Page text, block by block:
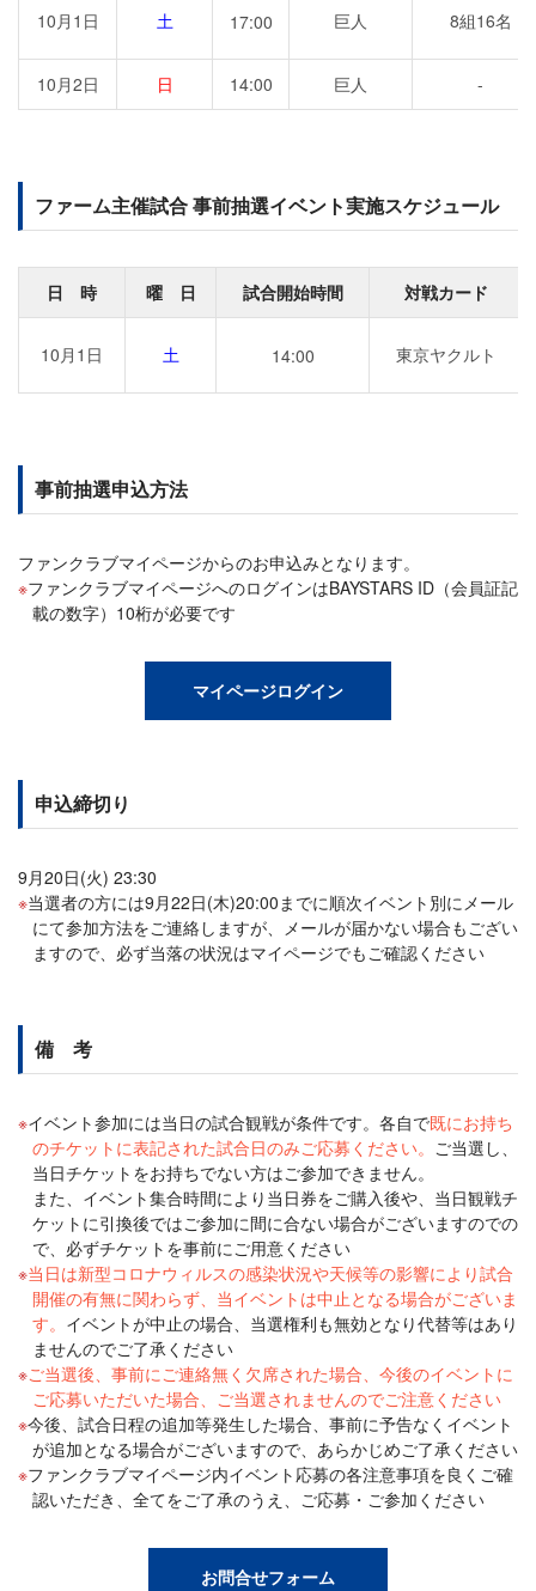
10月1日 土 17:00 巨人 8組16名
10月2日 日 14:00 巨人 -
ファーム主催試合 事前抽選イベント実施スケジュール
日 時 曜 日 試合開始時間 対戦カード
10月1日 土 14:00 東京ヤクルト
事前抽選申込方法
ファンクラブマイページからのお申込みとなります。
ファンクラブマイページへのログインはBAYSTARS ID（会員証記
載の数字）10桁が必要です
マイページログイン
申込締切り
9月20日(火) 23:30
当選者の方には9月22日(木)20:00までに順次イベント別にメール
にて参加方法をご連絡しますが、メールが届かない場合もござい
ますので、必ず当落の状況はマイページでもご確認ください
備 考
イベント参加には当日の試合観戦が条件です。各自で既にお持ち
のチケットに表記された試合日のみご応募ください。 ご当選し、
当日チケットをお持ちでない方はご参加できません。
また、イベント集合時間により当日券をご購入後や、当日観戦チ
ケットに引換後ではご参加に間に合ない場合がございますのでの
で、必ずチケットを事前にご用意ください
当日は新型コロナウィルスの感染状況や天候等の影響により試合
開催の有無に関わらず、当イベントは中止となる場合がございま
す。 イベントが中止の場合、当選権利も無効となり代替等はあり
ませんのでご了承ください
ご当選後、事前にご連絡無く欠席された場合、今後のイベントに
ご応募いただいた場合、ご当選されませんのでご注意ください
今後、試合日程の追加等発生した場合、事前に予告なくイベント
が追加となる場合がございますので、あらかじめご了承ください
ファンクラブマイページ内イベント応募の各注意事項を良くご確
認いただき、全てをご了承のうえ、ご応募・ご参加ください
お問合せフォーム